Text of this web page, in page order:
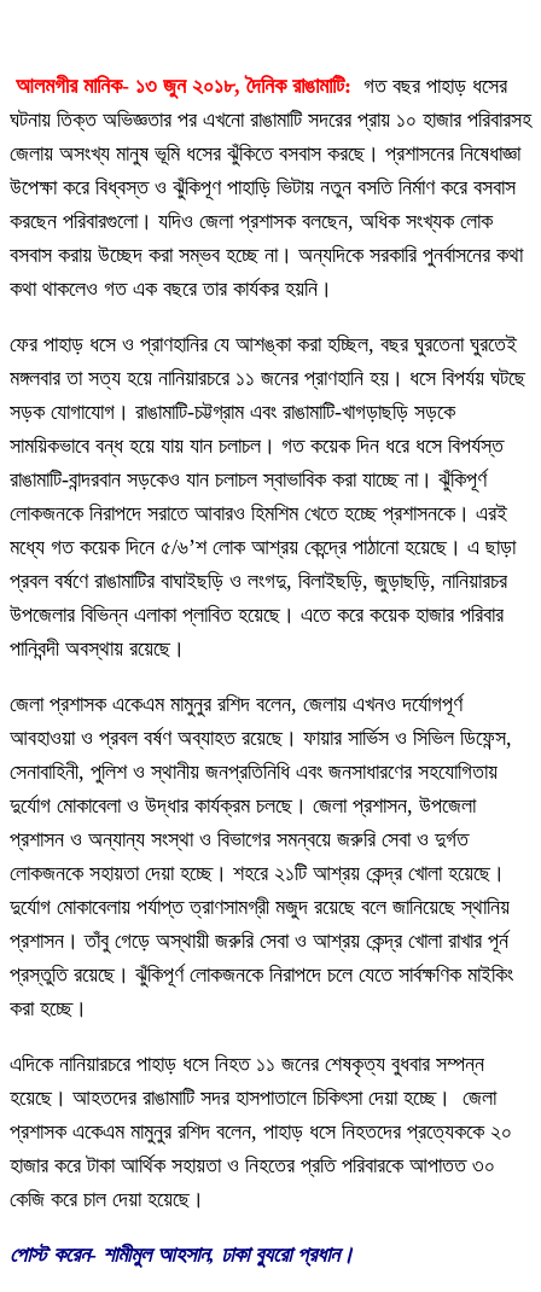
আলমগীর মানিক- ১৩ জুন ২০১৮, দৈনিক রাঙামাটি: গত বছর পাহাড় ধসের
ঘটনায় তিক্ত অভিজ্ঞতার পর এখনো রাঙামাটি সদরের প্রায় ১০ হাজার পরিবারসহ
জেলায় অসংখ্য মানুষ ভূমি ধসের ঝুঁকিতে বসবাস করছে। প্রশাসনের নিষেধাজ্ঞা
উপেক্ষা করে বিধ্বস্ত ও ঝুঁকিপূণ পাহাড়ি ভিটায় নতুন বসতি নির্মাণ করে বসবাস
করছেন পরিবারগুলো। যদিও জেলা প্রশাসক বলছেন, অধিক সংখ্যক লোক
বসবাস করায় উচ্ছেদ করা সম্ভব হচ্ছে না। অন্যদিকে সরকারি পুনর্বাসনের কথা
কথা থাকলেও গত এক বছরে তার কার্যকর হয়নি।
ফের পাহাড় ধসে ও প্রাণহানির যে আশঙ্কা করা হচ্ছিল, বছর ঘুরতেনা ঘুরতেই
মঙ্গলবার তা সত্য হয়ে নানিয়ারচরে ১১ জনের প্রাণহানি হয়। ধসে বিপর্যয় ঘটছে
সড়ক যোগাযোগ। রাঙামাটি-চট্টগ্রাম এবং রাঙামাটি-খাগড়াছড়ি সড়কে
সাময়িকভাবে বন্ধ হয়ে যায় যান চলাচল। গত কয়েক দিন ধরে ধসে বিপর্যস্ত
রাঙামাটি-বান্দরবান সড়কেও যান চলাচল স্বাভাবিক করা যাচ্ছে না। ঝুঁকিপূর্ণ
লোকজনকে নিরাপদে সরাতে আবারও হিমশিম খেতে হচ্ছে প্রশাসনকে। এরই
মধ্যে গত কয়েক দিনে ৫/৬’শ লোক আশ্রয় কেন্দ্রে পাঠানো হয়েছে। এ ছাড়া
প্রবল বর্ষণে রাঙামাটির বাঘাইছড়ি ও লংগদু, বিলাইছড়ি, জুড়াছড়ি, নানিয়ারচর
উপজেলার বিভিন্ন এলাকা প্লাবিত হয়েছে। এতে করে কয়েক হাজার পরিবার
পানিবন্দী অবস্থায় রয়েছে।
জেলা প্রশাসক একেএম মামুনুর রশিদ বলেন, জেলায় এখনও দর্যোগপূর্ণ
আবহাওয়া ও প্রবল বর্ষণ অব্যাহত রয়েছে। ফায়ার সার্ভিস ও সিভিল ডিফেন্স,
সেনাবাহিনী, পুলিশ ও স্থানীয় জনপ্রতিনিধি এবং জনসাধারণের সহযোগিতায়
দুর্যোগ মোকাবেলা ও উদ্ধার কার্যক্রম চলছে। জেলা প্রশাসন, উপজেলা
প্রশাসন ও অন্যান্য সংস্থা ও বিভাগের সমন্বয়ে জরুরি সেবা ও দুর্গত
লোকজনকে সহায়তা দেয়া হচ্ছে। শহরে ২১টি আশ্রয় কেন্দ্র খোলা হয়েছে।
দুর্যোগ মোকাবেলায় পর্যাপ্ত ত্রাণসামগ্রী মজুদ রয়েছে বলে জানিয়েছে স্থানিয়
প্রশাসন। তাঁবু গেড়ে অস্থায়ী জরুরি সেবা ও আশ্রয় কেন্দ্র খোলা রাখার পূর্ন
প্রস্তুতি রয়েছে। ঝুঁকিপূর্ণ লোকজনকে নিরাপদে চলে যেতে সার্বক্ষণিক মাইকিং
করা হচ্ছে।
এদিকে নানিয়ারচরে পাহাড় ধসে নিহত ১১ জনের শেষকৃত্য বুধবার সম্পন্ন
হয়েছে। আহতদের রাঙামাটি সদর হাসপাতালে চিকিৎসা দেয়া হচ্ছে। জেলা
প্রশাসক একেএম মামুনুর রশিদ বলেন, পাহাড় ধসে নিহতদের প্রত্যেককে ২০
হাজার করে টাকা আর্থিক সহায়তা ও নিহতের প্রতি পরিবারকে আপাতত ৩০
কেজি করে চাল দেয়া হয়েছে।
পোস্ট করেন- শামীমুল আহসান, ঢাকা ব্যুরো প্রধান।